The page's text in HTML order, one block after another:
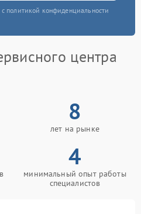
политикой конфиденциальности
центра
8
лет на рынке
4
минимальный опыт работы
специалистов